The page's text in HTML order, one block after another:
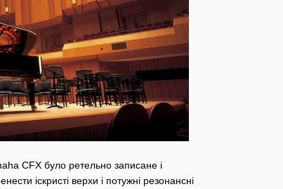
CFX було ретельно записане і
іскристі верхи і потужні резонансні